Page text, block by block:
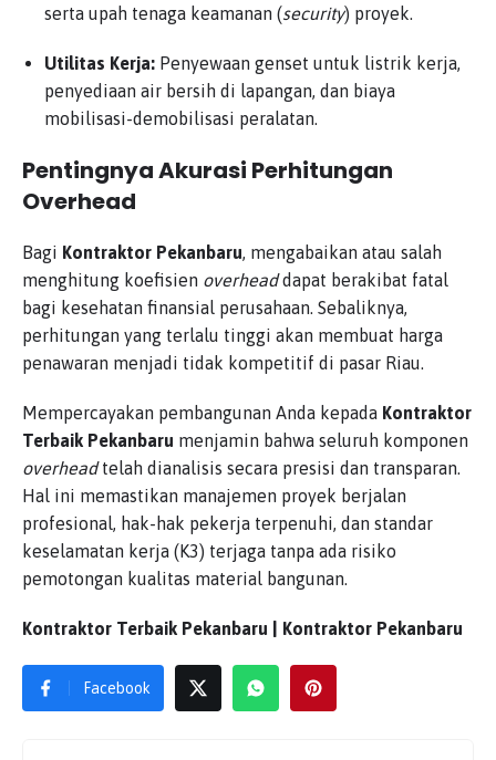
serta upah tenaga keamanan (security) proyek.
Utilitas Kerja: Penyewaan genset untuk listrik kerja,
penyediaan air bersih di lapangan, dan biaya
mobilisasi-demobilisasi peralatan.
Pentingnya Akurasi Perhitungan
Overhead
Bagi Kontraktor Pekanbaru, mengabaikan atau salah
menghitung koefisien overheaddapat berakibat fatal
bagi kesehatan finansial perusahaan. Sebaliknya,
perhitungan yang terlalu tinggi akan membuat harga
penawaran menjadi tidak kompetitif di pasar Riau.
Mempercayakan pembangunan Anda kepada Kontraktor
Terbaik Pekanbaru menjamin bahwa seluruh komponen
overheadtelah dianalisis secara presisi dan transparan.
Hal ini memastikan manajemen proyek berjalan
profesional, hak-hak pekerja terpenuhi, dan standar
keselamatan kerja (K3) terjaga tanpa ada risiko
pemotongan kualitas material bangunan.
Kontraktor Terbaik Pekanbaru | Kontraktor Pekanbaru
Facebook